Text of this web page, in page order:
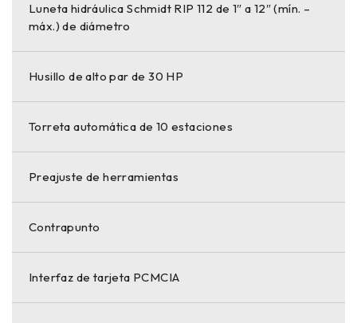
Luneta hidráulica Schmidt RIP 112 de 1″ a 12″ (mín. –
máx.) de diámetro
Husillo de alto par de 30 HP
Torreta automática de 10 estaciones
Preajuste de herramientas
Contrapunto
Interfaz de tarjeta PCMCIA